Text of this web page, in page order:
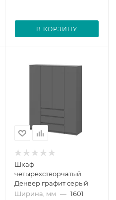
В КОРЗИНУ
Шкаф
четырехстворчатый
Денвер графит серый
Ширина, мм — 1601